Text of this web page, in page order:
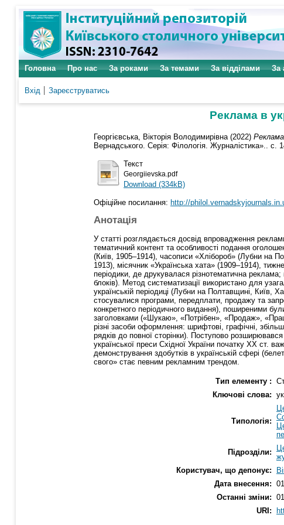
Головна Про нас За роками За темами За відділами За
Вхід Зареєструватись
Реклама в
Георгієвська, Вікторія Володимирівна (2022)
Вернадського. Серія: Філологія. Журналістика».. с.
Текст
Georgiievska.pdf
Download (334kB)
Офіційне посилання: http://
Анотація
У статті розглядається досвід впровадження
тематичний контент та особливості подання
(Київ, 1905–1914), часописи «Хлібороб» (Лубни на
1913), місячник «Українська хата» (1909–1914),
періодики, де друкувалася різнотематична
блоків). Метод систематизації використано для
українській періодиці (Лубни на Полтавщині, Київ,
стосувалися програми, передплати, продажу та
конкретного періодичного видання), поширеними
заголовками («Шукаю», «Потрібен», «Продаж»,
різні засоби оформлення: шрифтові, графічні,
рядків до повної сторінки). Поступово
української преси Східної України початку ХХ ст.
демонстрування здобутків в українській сфері
свого» стає певним рекламним трендом.
Тип елементу :
Ключові слова:
Типологія:
Підрозділи:
Користувач, що депонує:
Дата внесення:
Останні зміни:
URI: